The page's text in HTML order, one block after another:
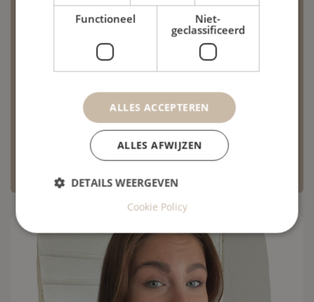
vernieuwen. Daarom voeren we aanstaande
maandag enkele moderniseringswerken uit. Om
deze werken vlot te laten verlopen, zal de praktijk
praktijk wel gewoon geopend. Vanaf dinsdag 30
juni ontvangen wij u met plezier in onze
vernieuwde ruimte!
Functioneel
Niet-
geclassificeerd
ALLES ACCEPTEREN
ALLES AFWIJZEN
DETAILS WEERGEVEN
Cookie Policy